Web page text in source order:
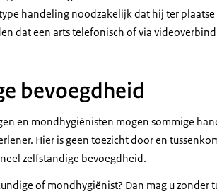
handeling noodzakelijk dat hij ter
dat een arts telefonisch of via
bevoegdheid
en mondhygiënisten mogen sommige
Hier is geen toezicht door en
zelfstandige bevoegdheid.
of mondhygiënist? Dan mag u zonder